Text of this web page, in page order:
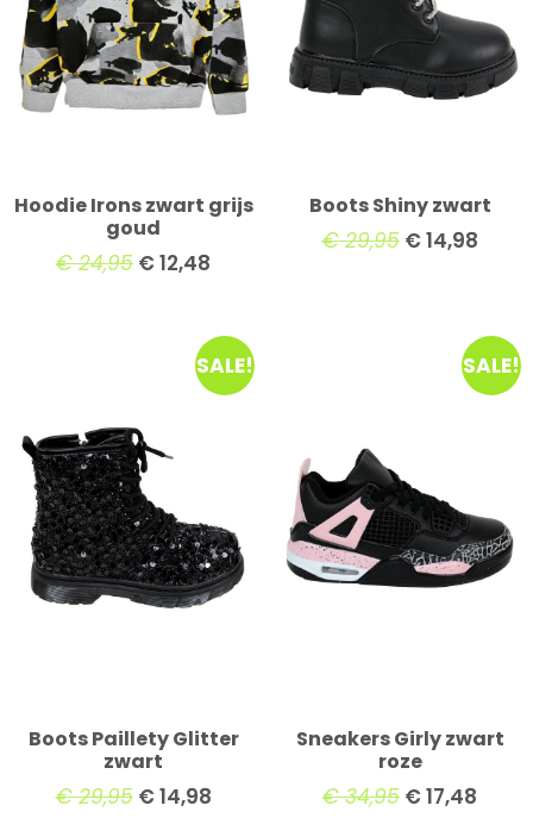
Hoodie Irons zwart grijs
goud
€24,95 €12,48
Boots Shiny zwart
€29,95 €14,98
SALE!
Boots Paillety Glitter
zwart
€29,95 €14,98
SALE!
Sneakers Girly zwart
roze
€34,95 €17,48